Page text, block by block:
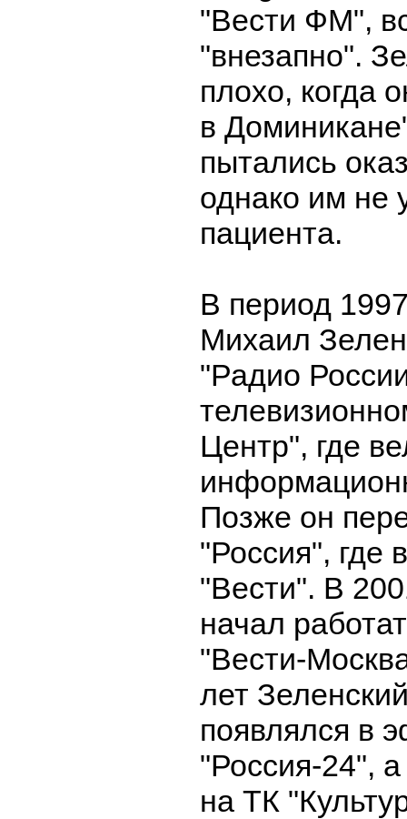
"Вести ФМ",
"внезапно".
плохо, когда
в
пытались
однако им не
пациента.
В период
Михаил
"Радио
Центр", где
Позже он
"Россия", где
"Вести". В
начал
"Вести-
лет
появлялся в
"Россия-24",
на ТК